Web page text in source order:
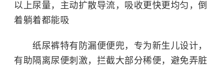
以上尿量，主动扩散导流，吸收更快更均匀，倒
着躺着都能吸
纸尿裤特有防漏便便兜，专为新生儿设计，
有助隔离尿便刺激，拦截大部分稀便，避免弄脏